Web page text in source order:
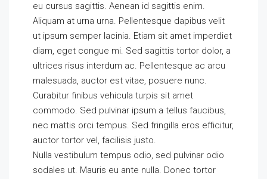
eu cursus sagittis. Aenean id sagittis enim.
Aliquam at urna urna. Pellentesque dapibus velit
ut ipsum semper lacinia. Etiam sit amet imperdiet
diam, eget congue mi. Sed sagittis tortor dolor, a
ultrices risus interdum ac. Pellentesque ac arcu
malesuada, auctor est vitae, posuere nunc.
Curabitur finibus vehicula turpis sit amet
commodo. Sed pulvinar ipsum a tellus faucibus,
nec mattis orci tempus. Sed fringilla eros efficitur,
auctor tortor vel, facilisis justo.
Nulla vestibulum tempus odio, sed pulvinar odio
sodales ut. Mauris eu ante nulla. Donec tortor